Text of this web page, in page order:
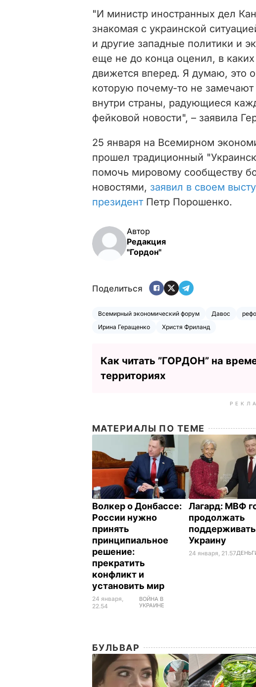
i
"И министр иностранных дел
знакомая с украинской
и другие западные политики и
еще не до конца оценил, в
движется вперед. Я думаю, это
которую почему-то не
внутри страны, радующиеся
фейковой новости", – заявила
25 января на Всемирном
прошел традиционный
помочь мировому сообществу
новостями, заявил в своем
президент Петр Порошенко.
Автор
Редакция
"Гордон"
Поделиться
Всемирный экономический форум Давос
Ирина Геращенко
Христя Фриланд
Как читать ”ГОРДОН” на
территориях
МАТЕРИАЛЫ ПО ТЕМЕ
Волкер о Донбассе:
России нужно
принять
принципиальное
решение:
прекратить
конфликт и
установить мир
24 января,
22.54
ВОЙНА В
УКРАИНЕ
Лагард: МВФ
продолжать
поддерживать
Украину
24 января, 21.57
БУЛЬВАР